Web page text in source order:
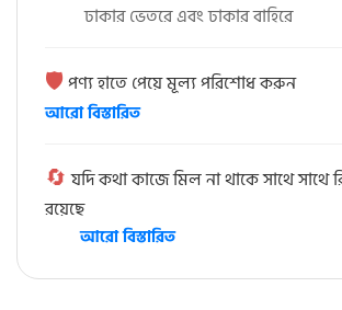
ঢাকার ভেতরে এবং ঢাকার বাহিরে
🛡️পণ্য হাতে পেয়ে মূল্য পরিশোধ করুন
আরো বিস্তারিত
🔄 যদি কথা কাজে মিল না থাকে সাথে সাথে
রয়েছে
আরো বিস্তারিত